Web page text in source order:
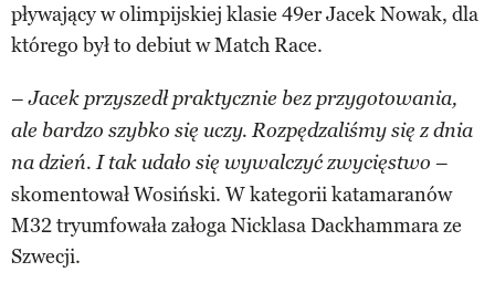
pływający w olimpijskiej klasie 49er Jacek Nowak, dla
którego był to debiut w Match Race.
–Jacek przyszedł praktycznie bez przygotowania,
ale bardzo szybko się uczy. Rozpędzaliśmy się z dnia
na dzień. I tak udało się wywalczyć zwycięstwo –
skomentował Wosiński. W kategorii katamaranów
M32 tryumfowała załoga Nicklasa Dackhammara ze
Szwecji.